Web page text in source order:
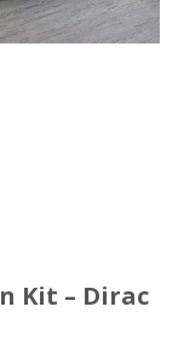
Kit – Dirac